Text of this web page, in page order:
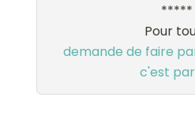
*****
Pour
demande de faire
c'est